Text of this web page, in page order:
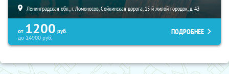
Ленинградская обл., г. Ломоносов, Сойкинская дорога, 15-й жилой городок, д. 43
от 1200 руб.
до14900руб.
ПОДРОБНЕЕ